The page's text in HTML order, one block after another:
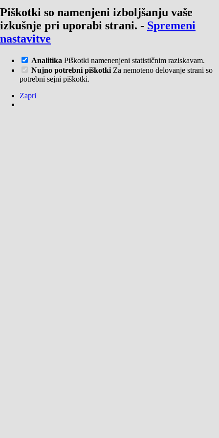
Piškotki so namenjeni izboljšanju vaše
izkušnje pri uporabi strani. - Spremeni
nastavitve
Analitika Piškotki namenenjeni statističnim raziskavam.
Nujno potrebni piškotki Za nemoteno delovanje strani so
potrebni sejni piškotki.
Zapri